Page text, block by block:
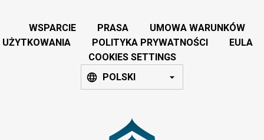
WSPARCIE PRASA
UMOWA WARUNKÓW
UŻYTKOWANIA
POLITYKA PRYWATNOŚCI
EULA
COOKIES SETTINGS
POLSKI